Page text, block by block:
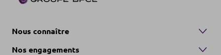
Nous connaître
Nos engagements